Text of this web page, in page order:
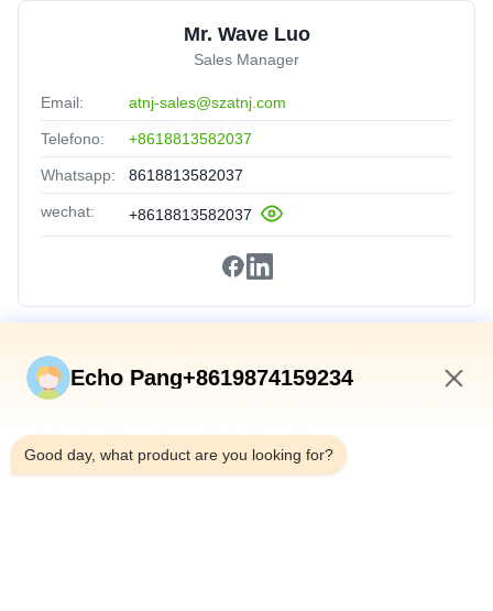
Mr. Wave Luo
Sales Manager
Email: atnj-sales@szatnj.com
Telefono: +8618813582037
Whatsapp: 8618813582037
wechat: +8618813582037
Collegamenti Rapidi
Prodotti
Su Di Noi
Echo Pang+8619874159234
Good day, what product are you looking for?